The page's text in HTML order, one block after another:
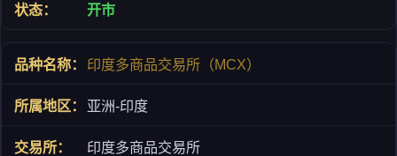
开市
印度多商品交易所（MCX）
亚洲-印度
印度多商品交易所